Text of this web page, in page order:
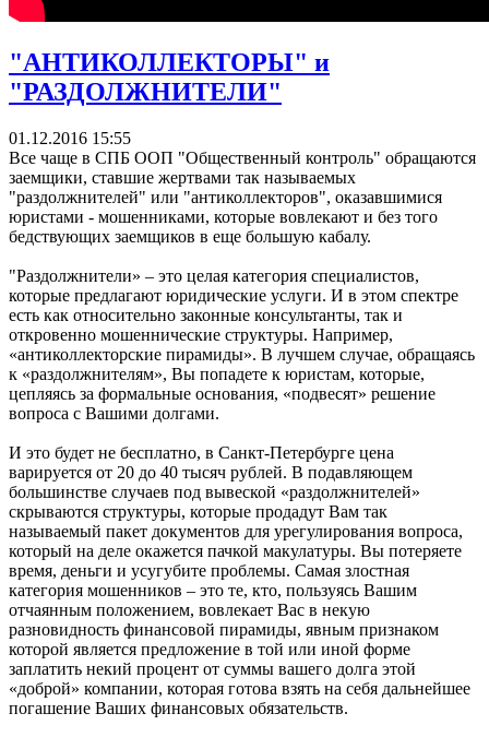
"АНТИКОЛЛЕКТОРЫ" и
"РАЗДОЛЖНИТЕЛИ"
01.12.2016 15:55
Все чаще в СПБ ООП "Общественный контроль" обращаются
заемщики, ставшие жертвами так называемых
"раздолжнителей" или "антиколлекторов", оказавшимися
юристами - мошенниками, которые вовлекают и без того
бедствующих заемщиков в еще большую кабалу.
"Раздолжнители» – это целая категория специалистов,
которые предлагают юридические услуги. И в этом спектре
есть как относительно законные консультанты, так и
откровенно мошеннические структуры. Например,
«антиколлекторские пирамиды». В лучшем случае, обращаясь
к «раздолжнителям», Вы попадете к юристам, которые,
цепляясь за формальные основания, «подвесят» решение
вопроса с Вашими долгами.
И это будет не бесплатно, в Санкт-Петербурге цена
варируется от 20 до 40 тысяч рублей. В подавляющем
большинстве случаев под вывеской «раздолжнителей»
скрываются структуры, которые продадут Вам так
называемый пакет документов для урегулирования вопроса,
который на деле окажется пачкой макулатуры. Вы потеряете
время, деньги и усугубите проблемы. Самая злостная
категория мошенников – это те, кто, пользуясь Вашим
отчаянным положением, вовлекает Вас в некую
разновидность финансовой пирамиды, явным признаком
которой является предложение в той или иной форме
заплатить некий процент от суммы вашего долга этой
«доброй» компании, которая готова взять на себя дальнейшее
погашение Ваших финансовых обязательств.